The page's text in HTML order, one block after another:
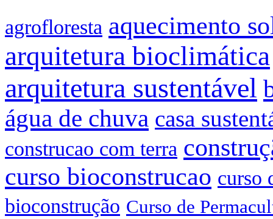
agrofloresta aquecimento
arquitetura bioclimática
arquitetura sustentável
água de chuva casa
construcao com terra
curso bioconstrucao curso
bioconstrução Curso de